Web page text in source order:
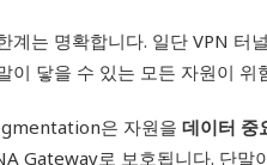
계는 명확합니다. 일단 VPN
이 닿을 수 있는 모든 자원이 위
은 자원을데이터
Gateway로 보호됩니다. 단